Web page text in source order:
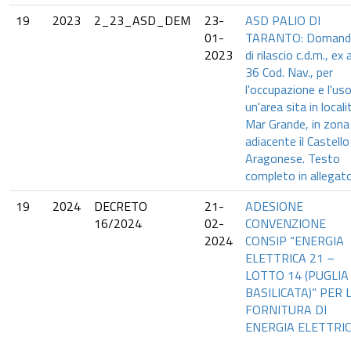
19
2023 2_23_ASD_DEM
23-
01-
2023
ASD PALIO DI
TARANTO:
di rilascio c.d.m., ex
36 Cod. Nav., per
l'occupazione e
un'area sita in
Mar Grande, in zona
adiacente il Castello
Aragonese. Testo
completo in
19
2024
DECRETO
16/2024
21-
02-
2024
ADESIONE
CONVENZIONE
CONSIP “ENERGIA
ELETTRICA 21 –
LOTTO 14
BASILICATA)” PER
FORNITURA DI
ENERGIA